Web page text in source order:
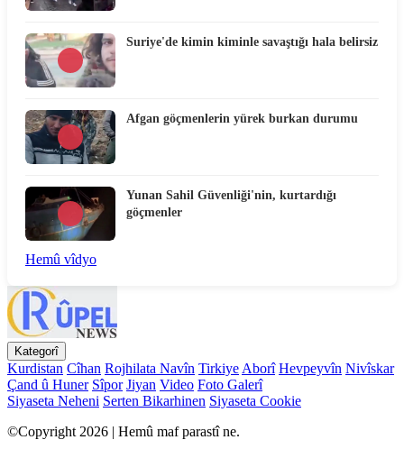
Suriye'de kimin kiminle savaştığı hala belirsiz
Afgan göçmenlerin yürek burkan durumu
Yunan Sahil Güvenliği'nin, kurtardığı
göçmenler
Hemû vîdyo
Kategorî
Kurdistan Cîhan Rojhilata Navîn TirkiyeAborî Hevpeyvîn Nivîskar
Çand û Huner Sîpor Jiyan Video Foto Galerî
Siyaseta Neheni Serten Bikarhinen Siyaseta Cookie
©Copyright 2026 | Hemû maf parastî ne.